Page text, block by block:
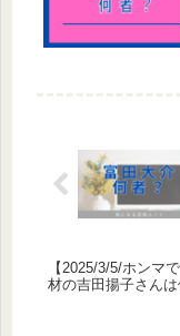
【2025/3/5/ホンマ
材の吉田揚子さん